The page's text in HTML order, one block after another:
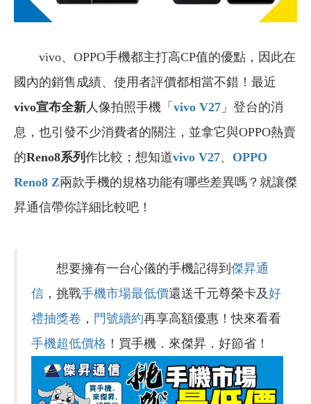
vivo、OPPO手機都主打高CP值的優點，因此在
國內的銷售成績、使用者評價都相當不錯！最近
vivo宣布全新人像拍照手機「 vivo V27 」登台的消
息，也引發不少消費者的關注，並拿它與OPPO熱賣
的Reno8系列 作比較；想知道vivo V27、 OPPO
Reno8 Z兩款手機的規格功能有哪些差異嗎？就讓傑
昇通信帶你詳細比較吧！
想要擁有一台心儀的手機記得到 傑昇通
信 ，挑戰手機市場最低價還送千元尊榮卡及好
禮抽獎卷 ， 門號續約再享高額優惠！快來看看
手機超低價格 ！買手機．來傑昇．好節省！